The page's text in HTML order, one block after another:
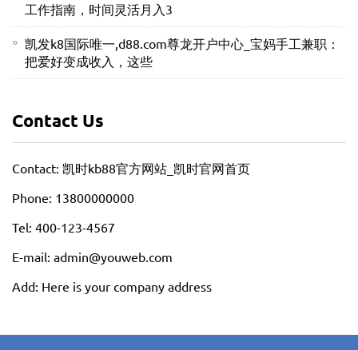
工作指南，时间灵活月入3
凯发k8国际唯一,d88.com尊龙开户中心_宝妈手工兼职：
把爱好变成收入，这些
Contact Us
Contact: 凯时kb88官方网站_凯时官网首页
Phone: 13800000000
Tel: 400-123-4567
E-mail: admin@youweb.com
Add: Here is your company address